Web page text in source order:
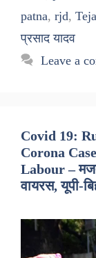
patna, rjd,
प्रसाद यादव
Leave a
Covid 19:
Corona
Labour –
वायरस, यूपी-